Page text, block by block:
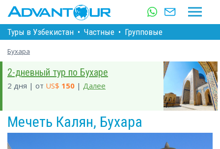
Туры в Узбекистан • Частные • Групповые
Бухара
2-дневный тур по Бухаре
2 дня | от US$ 150 | Далее
Мечеть Калян, Бухара